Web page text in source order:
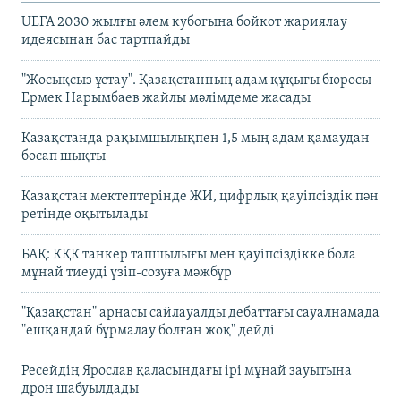
UEFA 2030 жылғы әлем кубогына бойкот жариялау
идеясынан бас тартпайды
"Жосықсыз ұстау". Қазақстанның адам құқығы бюросы
Ермек Нарымбаев жайлы мәлімдеме жасады
Қазақстанда рақымшылықпен 1,5 мың адам қамаудан
босап шықты
Қазақстан мектептерінде ЖИ, цифрлық қауіпсіздік пән
ретінде оқытылады
БАҚ: КҚК танкер тапшылығы мен қауіпсіздікке бола
мұнай тиеуді үзіп-созуға мәжбүр
"Қазақстан" арнасы сайлауалды дебаттағы сауалнамада
"ешқандай бұрмалау болған жоқ" дейді
Ресейдің Ярослав қаласындағы ірі мұнай зауытына
дрон шабуылдады